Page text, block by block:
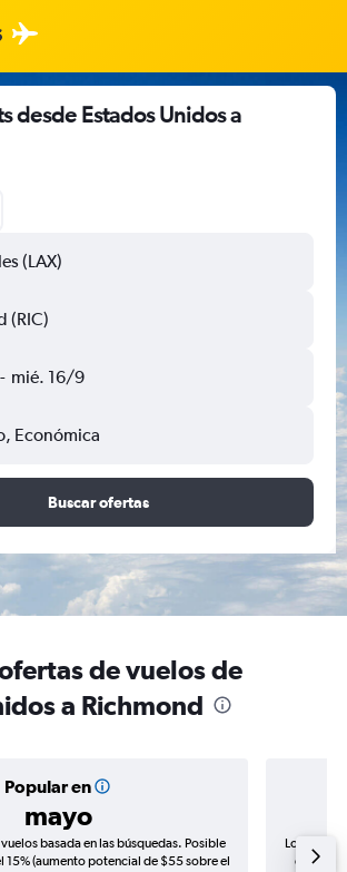
desde Estados Unidos a
(LAX)
(RIC)
- mié. 16/9
Económica
Buscar ofertas
de vuelos de
a Richmond
Popular en
mayo
basada en las búsquedas. Posible
15% (aumento potencial de $55 sobre el
Los
de